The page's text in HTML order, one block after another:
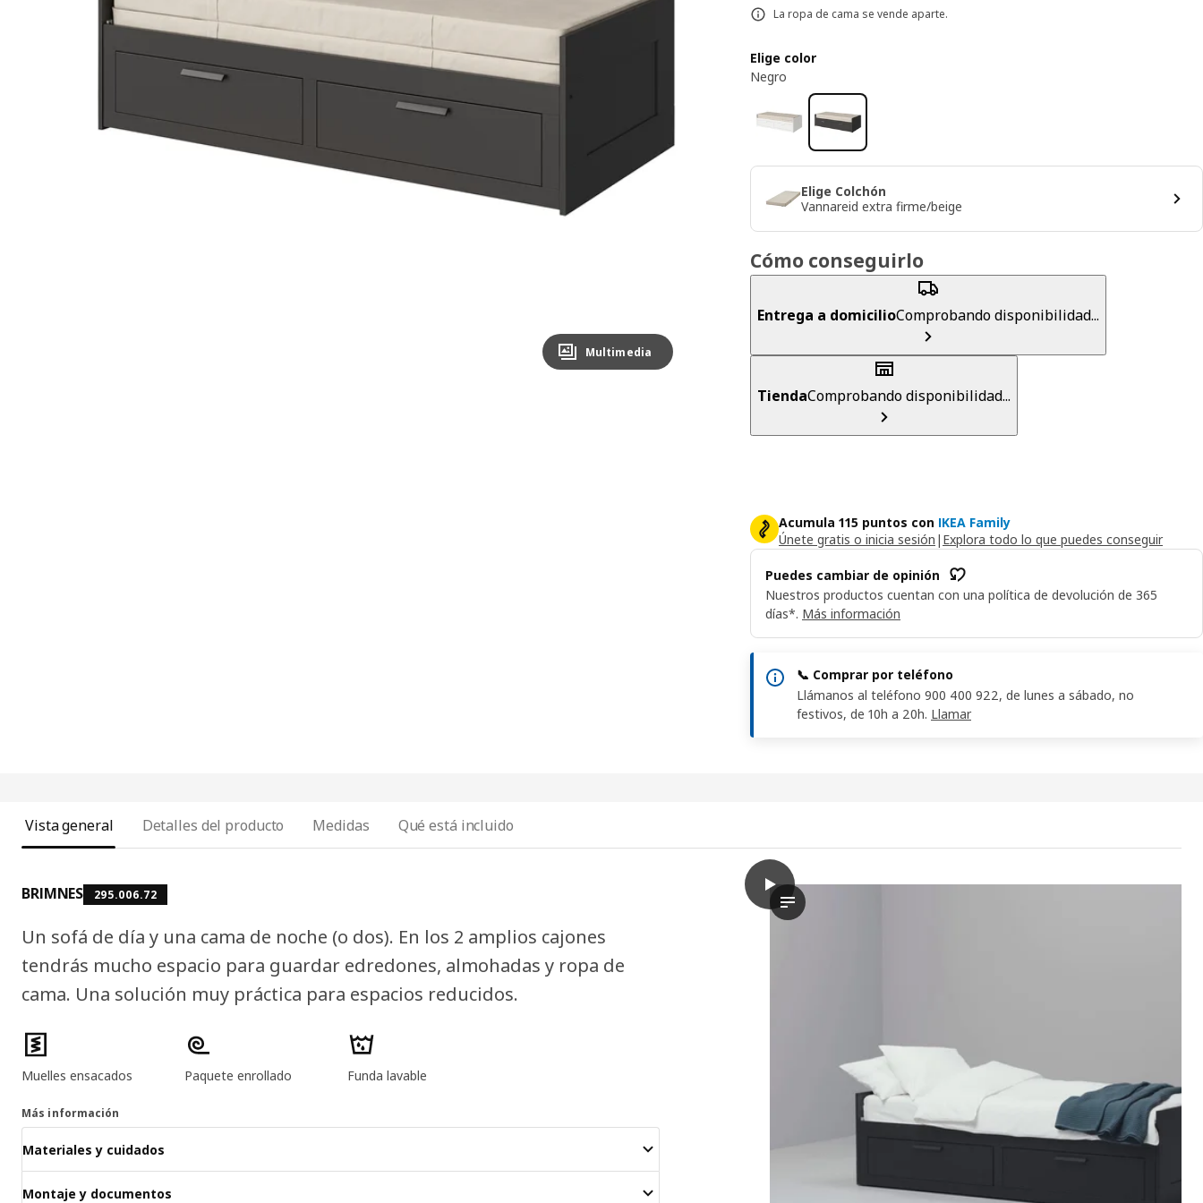
Multimedia
La ropa de cama se vende aparte.
Elige color
Negro
Elige Colchón
Vannareid extra firme/beige
Cómo conseguirlo
Entrega a domicilioComprobando disponibilidad...
TiendaComprobando disponibilidad...
Acumula 115 puntos con IKEA Family
Únete gratis o inicia sesión | Explora todo lo que puedes conseguir
Puedes cambiar de opinión
Nuestros productos cuentan con una política de devolución de 365
días*. Más información
📞 Comprar por teléfono
Llámanos al teléfono 900 400 922, de lunes a sábado, no
festivos, de 10h a 20h. Llamar
Vista general Detalles del producto Medidas Qué está incluido
BRIMNES 295.006.72
Un sofá de día y una cama de noche (o dos). En los 2 amplios cajones
tendrás mucho espacio para guardar edredones, almohadas y ropa de
cama. Una solución muy práctica para espacios reducidos.
Características del producto
Muelles ensacados Paquete enrollado Funda lavable
Más información
Materiales y cuidados
Montaje y documentos
play
El vídeo muestra una demostración del sofá cama BRIMNES con 2
BRIMNES Diván con 2 cajones y 2 colchones, negro/Vannareid extra